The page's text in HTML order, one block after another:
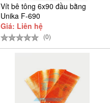
Vít bê tông 6x90 đầu bằng
Unika F-690
Giá: Liên hệ
(0)